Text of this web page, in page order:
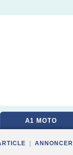
A1 MOTO
ANNONCER